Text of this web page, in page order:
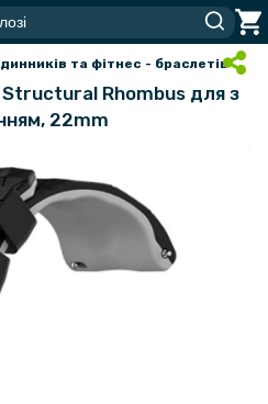
та фітнес - браслетів
Structural Rhombus для з
22mm